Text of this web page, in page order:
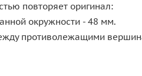
повторяет оригинал:
окружности - 48 мм.
противолежащими